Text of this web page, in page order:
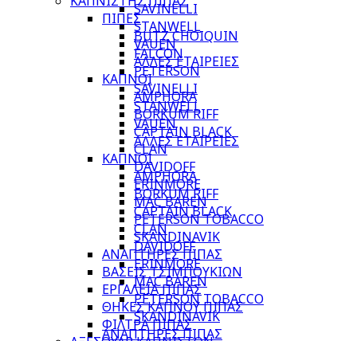
SAVINELLI
STANWELL
VAUEN
ΑΛΛΕΣ ΕΤΑΙΡΕΙΕΣ
ΚΑΠΝΟΙ
AMPHORA
BORKUM RIFF
CAPTAIN BLACK
CLAN
DAVIDOFF
ERINMORE
MAC BAREN
PETERSON TOBACCO
SKANDINAVIK
ΑΝΑΠΤΗΡΕΣ ΠΙΠΑΣ
ΒΑΣΕΙΣ ΤΣΙΜΠΟΥΚΙΩΝ
ΕΡΓΑΛΕΙΑ ΠΙΠΑΣ
ΘΗΚΕΣ ΚΑΠΝΟΥ ΠΙΠΑΣ
ΦΙΛΤΡΑ ΠΙΠΑΣ
ΠΙΠΕΣ
BUTZ CHOIQUIN
FALCON
PETERSON
SAVINELLI
STANWELL
VAUEN
ΑΛΛΕΣ ΕΤΑΙΡΕΙΕΣ
ΚΑΠΝΟΙ
AMPHORA
BORKUM RIFF
CAPTAIN BLACK
CLAN
DAVIDOFF
ERINMORE
MAC BAREN
PETERSON TOBACCO
SKANDINAVIK
ΑΝΑΠΤΗΡΕΣ ΠΙΠΑΣ